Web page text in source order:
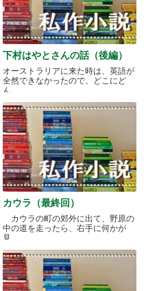
下村はやとさんの話（後編）
オーストラリアに来た時は、英語が
全然できなかったので、どこにど
ん.....
カウラ（最終回）
カウラの町の郊外に出て、野原の
中の道を走ったら、右手に何かが
見.....